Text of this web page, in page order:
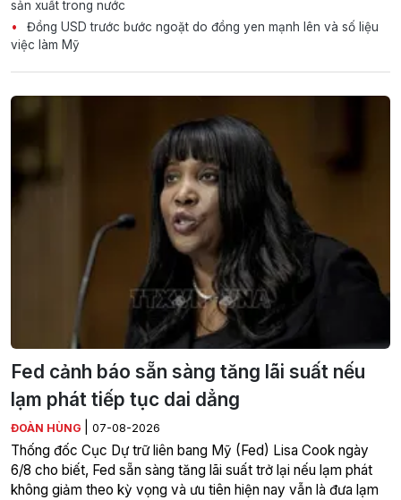
sản xuất trong nước
Đồng USD trước bước ngoặt do đồng yen mạnh lên và số liệu
việc làm Mỹ
Fed cảnh báo sẵn sàng tăng lãi suất nếu
lạm phát tiếp tục dai dẳng
ĐOÀN HÙNG 07-08-2026
Thống đốc Cục Dự trữ liên bang Mỹ (Fed) Lisa Cook ngày
6/8 cho biết, Fed sẵn sàng tăng lãi suất trở lại nếu lạm phát
không giảm theo kỳ vọng và ưu tiên hiện nay vẫn là đưa lạm